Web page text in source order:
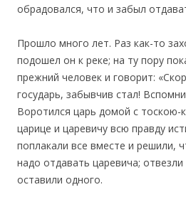
обрадовался, что и забыл
Прошло много лет. Раз как-то
подошел он к реке; на ту пору
прежний человек и говорит:
государь, забывчив стал!
Воротился царь домой с тоскою-
царице и царевичу всю правду
поплакали все вместе и решили,
надо отдавать царевича;
оставили одного.